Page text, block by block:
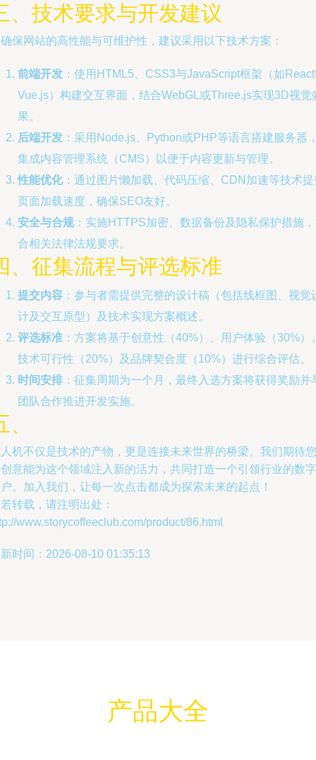
、技术要求与开发建议
保网站的高性能与可维护性，建议采用以下技术方案：
前端开发 ：使用HTML5、CSS3与JavaScript框架（如
Vue.js）构建交互界面，结合WebGL或Three.js实现3D视觉
果。
后端开发 ：采用Node.js、Python或PHP等语言搭建服务器
集成内容管理系统（CMS）以便于内容更新与管理。
性能优化：通过图片懒加载、代码压缩、CDN加速等技术提
页面加载速度，确保SEO友好。
安全与合规 ：实施HTTPS加密、数据备份及隐私保护措施
合相关法律法规要求。
、征集流程与评选标准
提交内容 ：参与者需提供完整的设计稿（包括线框图、视觉
计及交互原型）及技术实现方案概述。
评选标准 ：方案将基于创意性（40%）、用户体验（30%）
技术可行性（20%）及品牌契合度（10%）进行综合评估。
时间安排 ：征集周期为一个月，最终入选方案将获得奖励并
团队合作推进开发实施。
、
机不仅是技术的产物，更是连接未来世界的桥梁。我们期待您
意能为这个领域注入新的活力，共同打造一个引领行业的数字
。加入我们，让每一次点击都成为探索未来的起点！
转载，请注明出处：
www.storycoffeeclub.com/product/86.html
时间：2026-08-10 01:35:13
产品大全